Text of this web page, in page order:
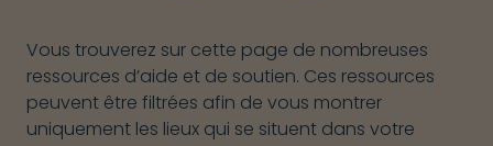
Vous trouverez sur cette page de nombreuses
ressources d’aide et de soutien. Ces ressources
peuvent être filtrées afin de vous montrer
uniquement les lieux qui se situent dans votre